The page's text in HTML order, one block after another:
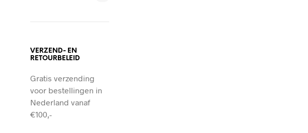
VERZEND- EN
RETOURBELEID
Gratis verzending
voor bestellingen in
Nederland vanaf
€100,-